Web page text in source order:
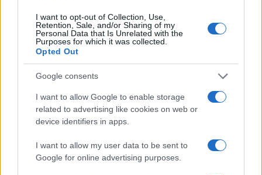
I want to opt-out of Collection, Use,
Retention, Sale, and/or Sharing of my
Personal Data that Is Unrelated with the
Purposes for which it was collected.
Opted Out
Google consents
I want to allow Google to enable storage
related to advertising like cookies on web or
device identifiers in apps.
I want to allow my user data to be sent to
Google for online advertising purposes.